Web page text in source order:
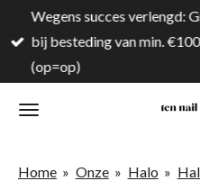
direct
naar
hoofdinhoud
Wegens succes verlengd:
bij besteding van min.
(op=op)
Home » Onze » Halo »